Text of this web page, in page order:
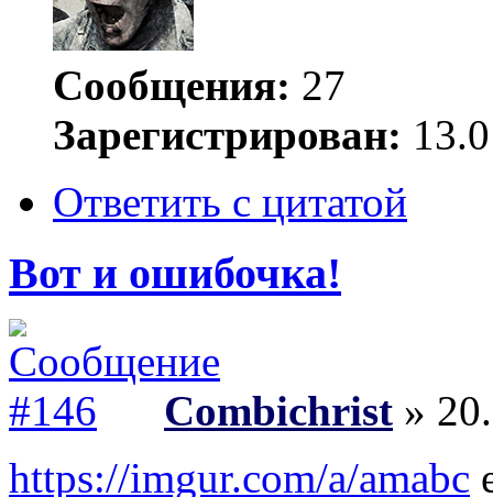
Сообщения: 27
Зарегистрирован:
Ответить с цитатой
Вот и ошибочка!
Combichrist »
https://imgur.com/a/amabc